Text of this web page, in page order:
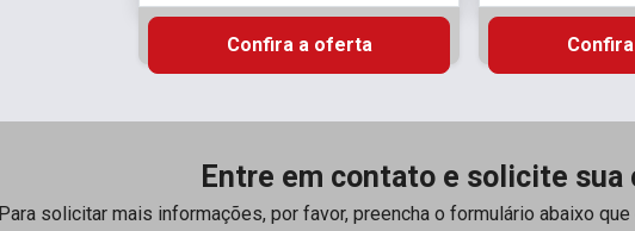
Confira a oferta
Entre em contato e solicite sua
Para solicitar mais informações, por favor, preencha o formulário abaixo